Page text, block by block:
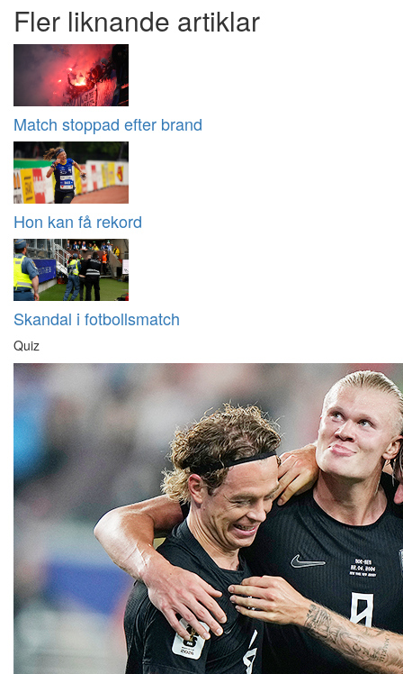
Fler liknande artiklar
Match stoppad efter brand
Hon kan få rekord
Skandal i fotbollsmatch
Quiz